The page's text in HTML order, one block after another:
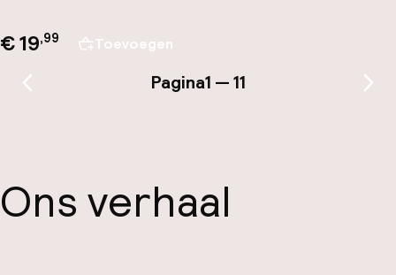
€ 19,99 Toevoegen
Vorige pagina Pagina1 — 11
Ons verhaal